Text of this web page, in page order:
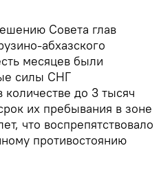
Совета глав
абхазского
месяцев были
силы СНГ
до 3 тысяч
их пребывания в зоне
что воспрепятствовало
противостоянию